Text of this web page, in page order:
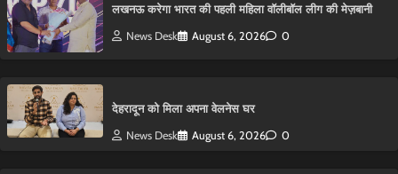
लखनऊ करेगा भारत की पहली महिला वॉलीबॉल लीग की मेज़बानी
News Desk August 6, 2026 0
देहरादून को मिला अपना वेलनेस घर
News Desk August 6, 2026 0